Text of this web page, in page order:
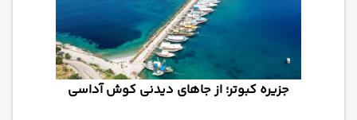
جزیره کبوتر؛ از جاهای دیدنی کوش آداسی